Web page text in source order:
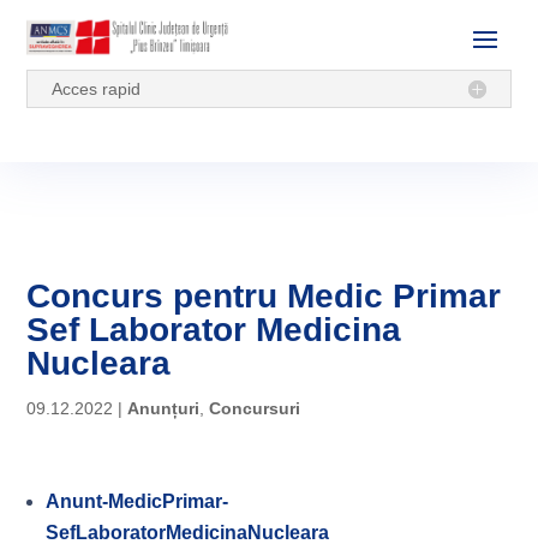
Acces rapid
Concurs pentru Medic Primar
Sef Laborator Medicina
Nucleara
09.12.2022 | Anunțuri ,Concursuri
Anunt-MedicPrimar-
SefLaboratorMedicinaNucleara